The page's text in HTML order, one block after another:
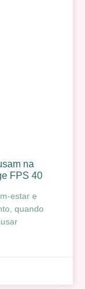
na
FPS 40
estar e
quando